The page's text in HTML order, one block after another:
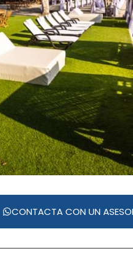
CONTACTA CON UN